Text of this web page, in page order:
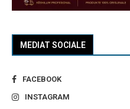
MEDIAT SOCIALE
FACEBOOK
INSTAGRAM